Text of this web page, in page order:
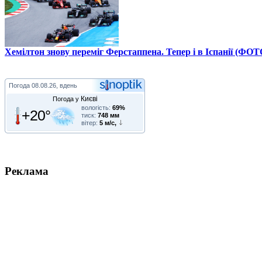
Хемілтон знову переміг Ферстаппена. Тепер і в Іспанії
Погода 08.08.26, вдень
Погода у Києві
+20° вологість: 69%
тиск: 748 мм
вітер: 5 м/с,
Реклама